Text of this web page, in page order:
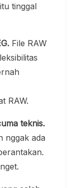
tinggal
File RAW
RAW.
teknis.
nggak ada